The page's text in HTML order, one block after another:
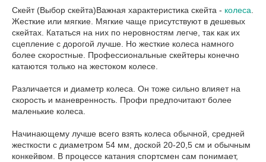
Скейт (Выбор скейта)Важная характеристика скейта - колеса
Жесткие или мягкие. Мягкие чаще присутствуют в дешевых
скейтах. Кататься на них по неровностям легче, так как их
сцепление с дорогой лучше. Но жесткие колеса намного
более скоростные. Профессиональные скейтеры конечно
катаются только на жестоком колесе.
Различается и диаметр колеса. Он тоже сильно влияет на
скорость и маневренность. Профи предпочитают более
маленькие колеса.
Начинающему лучше всего взять колеса обычной, средней
жесткости с диаметром 54 мм, доской 20-20,5 см и обычным
конкейвом. В процессе катания спортсмен сам понимает,